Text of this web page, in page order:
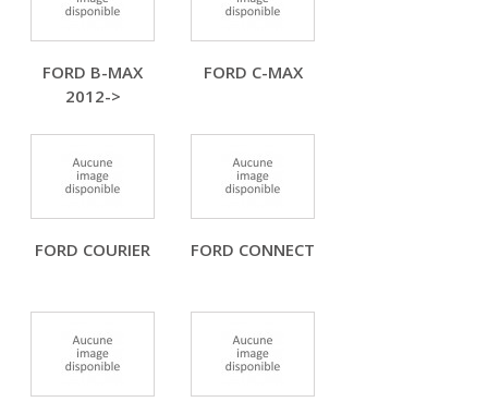
FORD B-MAX
2012->
FORD C-MAX
FORD COURIER FORD CONNECT